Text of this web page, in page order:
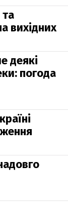
вихідних
деякі
погода